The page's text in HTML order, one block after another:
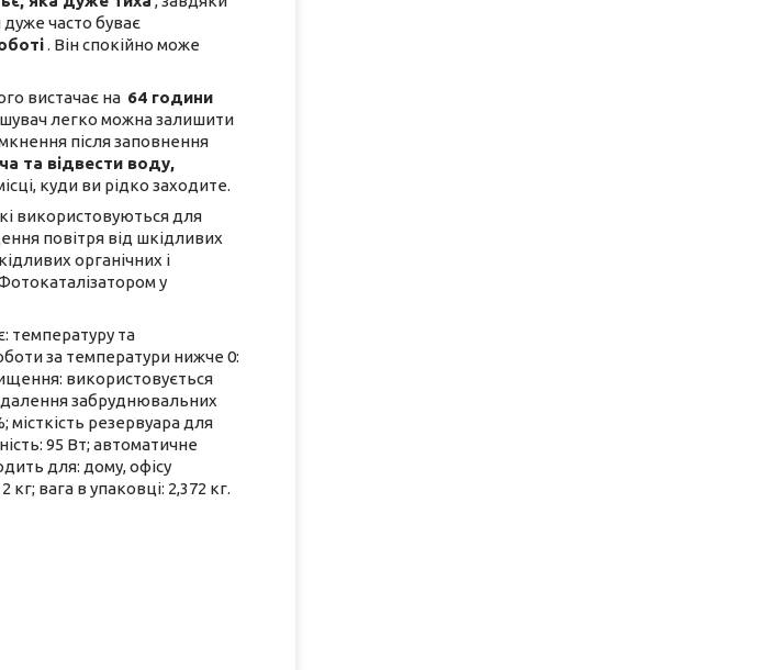
часто буває
. Він спокійно може
вистачає на 64 години
легко можна залишити
після заповнення
та відвести воду,
куди ви рідко заходите.
використовуються для
повітря від шкідливих
органічних і
у
температуру та
за температури нижче 0:
використовується
забруднювальних
місткість резервуара для
95 Вт; автоматичне
для: дому, офісу
вага в упаковці: 2,372 кг.